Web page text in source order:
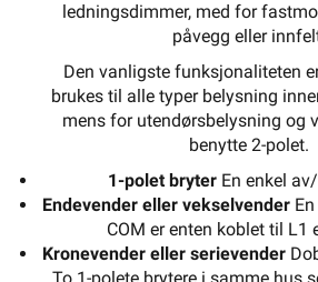
ledningsdimmer, med for
påvegg eller
Den vanligste funksjonaliteten
brukes til alle typer belysning
mens for utendørsbelysning og
benytte 2-polet.
1-polet bryter En enkel
Endevender eller vekselvender
COM er enten koblet til L1
Kronevender eller serievender